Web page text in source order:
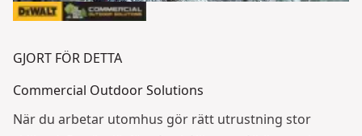
GJORT FÖR DETTA
Commercial Outdoor Solutions
När du arbetar utomhus gör rätt utrustning stor